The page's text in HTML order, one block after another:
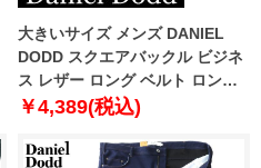
大きいサイズ メンズ DANIEL
DODD スクエアバックル ビジネ
ス レザー ロング ベルト ロング
サイズ azbl-259006
￥4,389(税込)